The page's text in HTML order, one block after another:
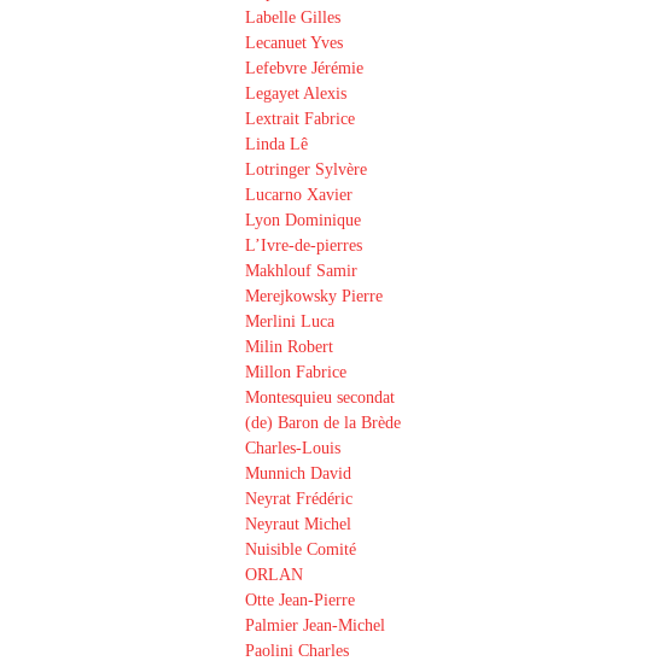
Labelle Gilles
Lecanuet Yves
Lefebvre Jérémie
Legayet Alexis
Lextrait Fabrice
Linda Lê
Lotringer Sylvère
Lucarno Xavier
Lyon Dominique
L’Ivre-de-pierres
Makhlouf Samir
Merejkowsky Pierre
Merlini Luca
Milin Robert
Millon Fabrice
Montesquieu secondat
(de) Baron de la Brède
Charles-Louis
Munnich David
Neyrat Frédéric
Neyraut Michel
Nuisible Comité
ORLAN
Otte Jean-Pierre
Palmier Jean-Michel
Paolini Charles